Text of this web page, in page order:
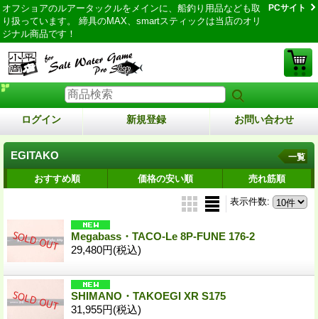
オフショアのルアータックルをメインに、船釣り用品なども取
り扱っています。 締具のMAX、smartスティックは当店のオリ
ジナル商品です！
PCサイト
ログイン 新規登録 お問い合わせ
EGITAKO 一覧
おすすめ順 価格の安い順 売れ筋順
表示件数:
Megabass・TACO-Le 8P-FUNE 176-2
29,480円(税込)
SHIMANO・TAKOEGI XR S175
31,955円(税込)